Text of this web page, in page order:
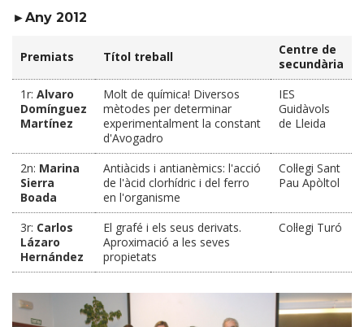
►Any 2012
Premiats Títol treball
Centre de
secundària
1r: Alvaro
Domínguez
Martínez
Molt de química! Diversos
mètodes per determinar
experimentalment la constant
d'Avogadro
IES
Guidàvols
de Lleida
2n: Marina
Sierra
Boada
Antiàcids i antianèmics: l'acció
de l'àcid clorhídric i del ferro
en l'organisme
Col·legi Sant
Pau Apòltol
3r: Carlos
Lázaro
Hernández
El grafé i els seus derivats.
Aproximació a les seves
propietats
Col·legi Turó